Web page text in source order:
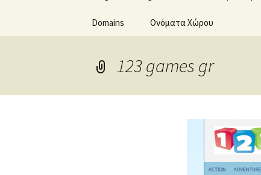
Domains Ονόματα Χώρου
123 games gr